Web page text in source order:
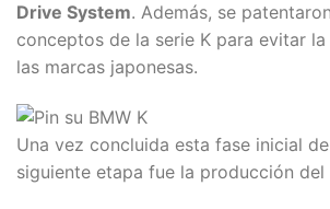
Drive System. Además, se
conceptos de la serie K para evitar
las marcas japonesas.
Una vez concluida esta fase inicial
siguiente etapa fue la producción